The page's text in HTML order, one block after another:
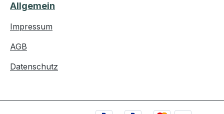
Allgemein
Impressum
AGB
Datenschutz